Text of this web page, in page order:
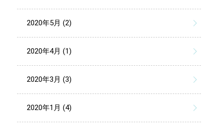
2020年5月 (2)
2020年4月 (1)
2020年3月 (3)
2020年1月 (4)